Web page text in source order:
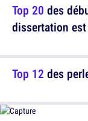
Top 12 des
Top 20 des
dissertation